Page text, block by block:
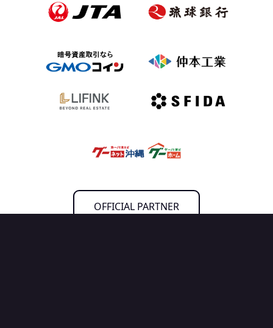
OFFICIAL PARTNER